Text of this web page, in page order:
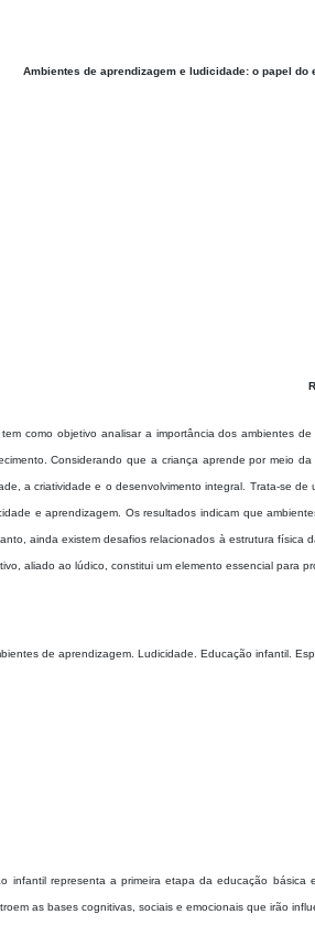
Ambientes de aprendizagem e ludicidade: o papel
como objetivo analisar a importância dos ambientes
Considerando que a criança aprende por meio
a criatividade e o desenvolvimento integral. Trata-se
e aprendizagem. Os resultados indicam que
ainda existem desafios relacionados à estrutura
aliado ao lúdico, constitui um elemento essencial para
de aprendizagem. Ludicidade. Educação infantil.
infantil representa a primeira etapa da educação
as bases cognitivas, sociais e emocionais que irão